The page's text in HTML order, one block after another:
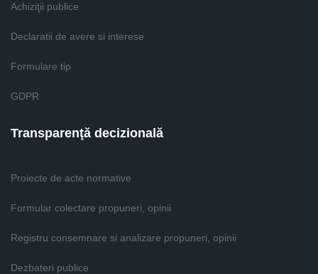
Achiziţii publice
Declaratii de avere si interese
Formulare tip
GDPR
Transparenţă decizională
Proiecte de acte normative
Formular colectare propuneri, opinii
Registru consemnare si analizare propuneri, opinii
Dezbateri publice